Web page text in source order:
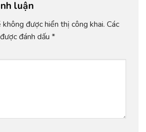
luận
không được hiển thị công khai. Các
đánh dấu *